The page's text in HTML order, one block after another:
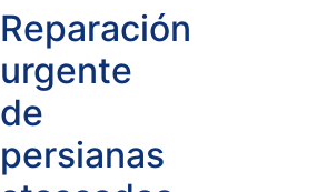
Reparación
urgente
de
persianas